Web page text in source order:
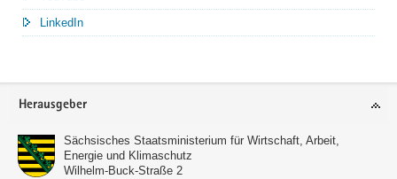
LinkedIn
Service
Herausgeber
Sächsisches Staatsministerium für Wirtschaft, Arbeit,
Energie und Klimaschutz
Wilhelm-Buck-Straße 2